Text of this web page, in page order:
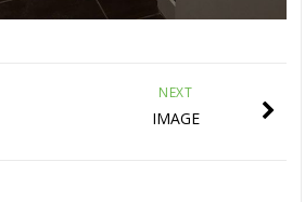
NEXT
IMAGE